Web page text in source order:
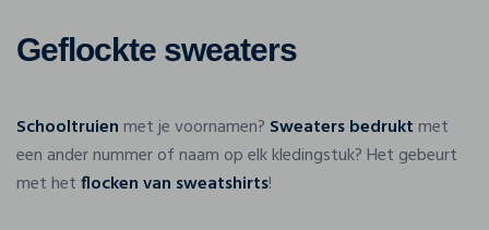
Geflockte sweaters
Schooltruienmet je voornamen? Sweaters bedruktmet
een ander nummer of naam op elk kledingstuk? Het gebeurt
met hetflocken van sweatshirts!